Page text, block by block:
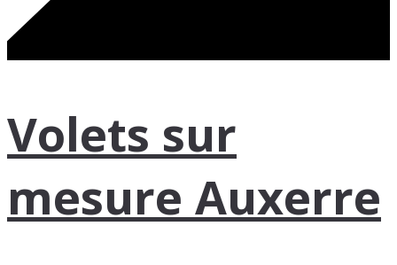
Volets sur
mesure Auxerre